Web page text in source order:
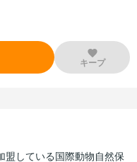
キープ
盟している国際動物自然保